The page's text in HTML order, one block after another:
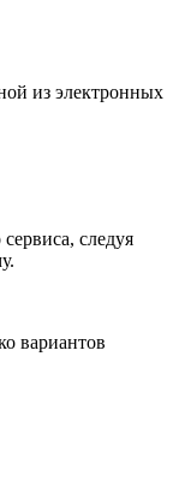
из электронных
следуя
вариантов